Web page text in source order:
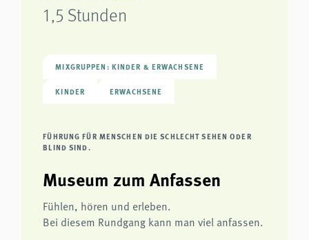
1,5 Stunden
MIXGRUPPEN: KINDER & ERWACHSENE
KINDER ERWACHSENE
FÜHRUNG FÜR MENSCHEN DIE SCHLECHT SEHEN ODER
BLIND SIND.
Museum zum Anfassen
Fühlen, hören und erleben.
Bei diesem Rundgang kann man viel anfassen.